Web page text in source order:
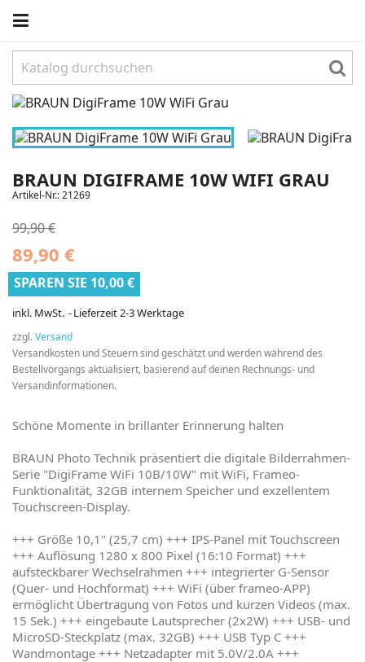
BRAUN DIGIFRAME 10W WIFI GRAU
Artikel-Nr.:21269
99,90 €
89,90 €
SPAREN SIE 10,00 €
inkl. MwSt. Lieferzeit 2-3 Werktage
zzgl.Versand
Versandkosten und Steuern sind geschätzt und werden während des
Bestellvorgangs aktualisiert, basierend auf deinen Rechnungs- und
Versandinformationen.
Schöne Momente in brillanter Erinnerung halten
BRAUN Photo Technik präsentiert die digitale Bilderrahmen-
Serie "DigiFrame WiFi 10B/10W" mit WiFi, Frameo-
Funktionalität, 32GB internem Speicher und exzellentem
Touchscreen-Display.
+++ Größe 10,1" (25,7 cm) +++ IPS-Panel mit Touchscreen
+++ Auflösung 1280 x 800 Pixel (16:10 Format) +++
aufsteckbarer Wechselrahmen +++ integrierter G-Sensor
(Quer- und Hochformat) +++ WiFi (über frameo-APP)
ermöglicht Übertragung von Fotos und kurzen Videos (max.
15 Sek.) +++ eingebaute Lautsprecher (2x2W) +++ USB- und
MicroSD-Steckplatz (max. 32GB) +++ USB Typ C +++
Wandmontage +++ Netzadapter mit 5.0V/2.0A +++